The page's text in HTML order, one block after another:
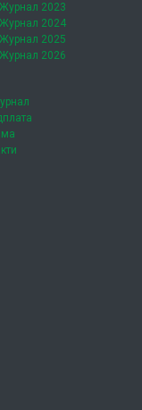
Журнал 2023
Журнал 2024
Журнал 2025
Журнал 2026